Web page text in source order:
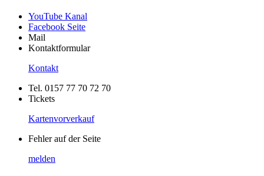
YouTube Kanal
Facebook Seite
Mail
Kontaktformular
Kontakt
Tel. 0157 77 70 72 70
Tickets
Kartenvorverkauf
Fehler auf der Seite
melden